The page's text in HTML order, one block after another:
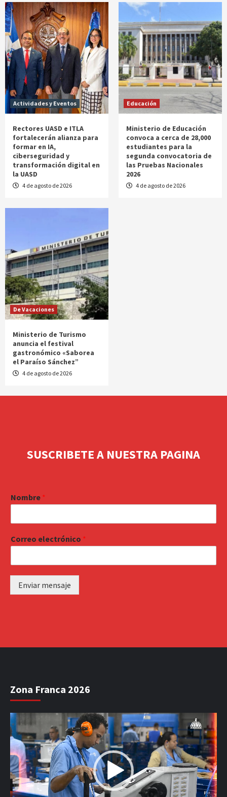
Actividades y Eventos
Rectores UASD e ITLA
fortalecerán alianza para
formar en IA,
ciberseguridad y
transformación digital en
la UASD
4 de agosto de 2026
Educación
Ministerio de Educación
convoca a cerca de 28,000
estudiantes para la
segunda convocatoria de
las Pruebas Nacionales
2026
4 de agosto de 2026
De Vacaciones
Ministerio de Turismo
anuncia el festival
gastronómico «Saborea
el Paraíso Sánchez”
4 de agosto de 2026
SUSCRIBETE A NUESTRA PAGINA
Nombre *
Correo electrónico *
Enviar mensaje
Zona Franca 2026
Reproductor
de
vídeo